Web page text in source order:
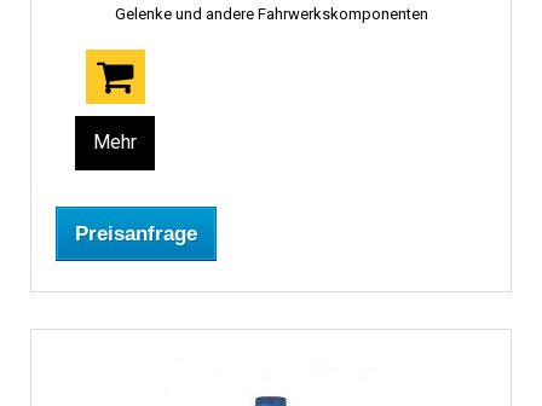
Gelenke und andere Fahrwerkskomponenten
Mehr
Preisanfrage